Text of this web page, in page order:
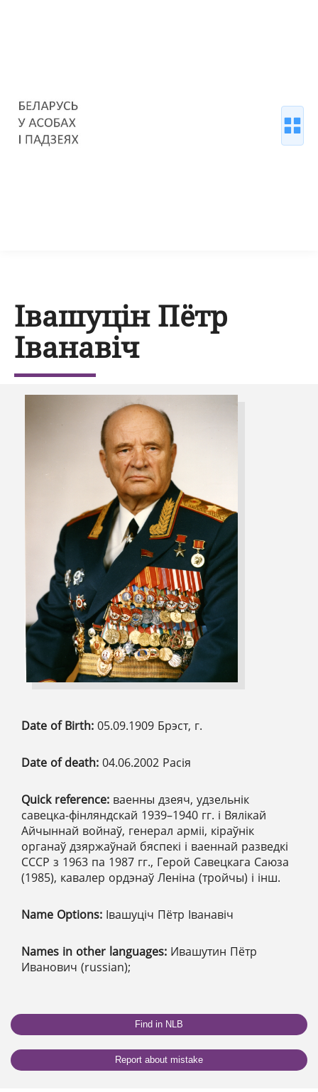
Івашуцін Пётр
Іванавіч
Date of Birth: 05.09.1909 Брэст, г.
Date of death: 04.06.2002 Расія
Quick reference: ваенны дзеяч, удзельнік
савецка-фінляндскай 1939–1940 гг. і Вялікай
Айчыннай войнаў, генерал арміі, кіраўнік
органаў дзяржаўнай бяспекі і ваеннай разведкі
СССР з 1963 па 1987 гг., Герой Савецкага Саюза
(1985), кавалер ордэнаў Леніна (тройчы) і інш.
Name Options: Івашуціч Пётр Іванавіч
Names in other languages: Ивашутин Пётр
Иванович (russian);
Find in NLB
Report about mistake